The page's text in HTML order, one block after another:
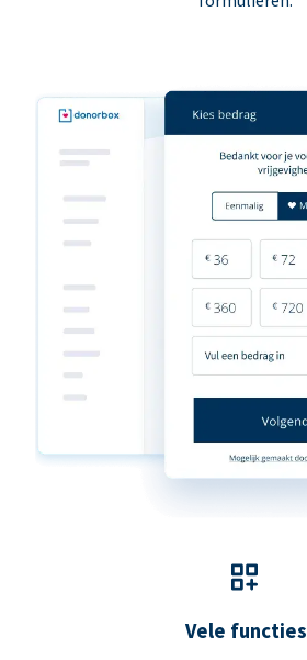
Vele functies